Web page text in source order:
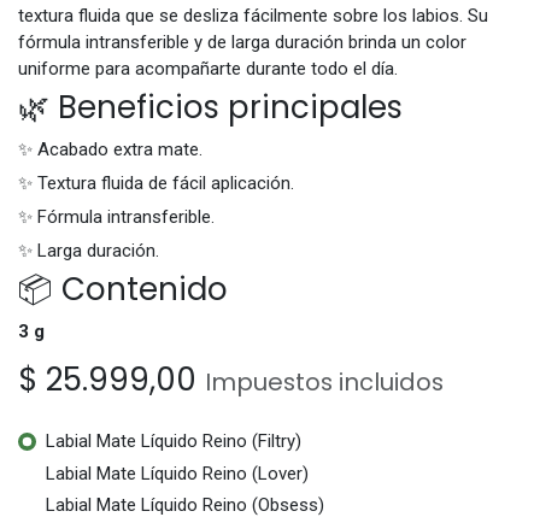
textura fluida que se desliza fácilmente sobre los labios. Su
fórmula intransferible y de larga duración brinda un color
uniforme para acompañarte durante todo el día.
🌿 Beneficios principales
✨ Acabado extra mate.
✨ Textura fluida de fácil aplicación.
✨ Fórmula intransferible.
✨ Larga duración.
📦 Contenido
3 g
$ 25.999,00 Impuestos incluidos
Labial Mate Líquido Reino (Filtry)
Labial Mate Líquido Reino (Lover)
Labial Mate Líquido Reino (Obsess)